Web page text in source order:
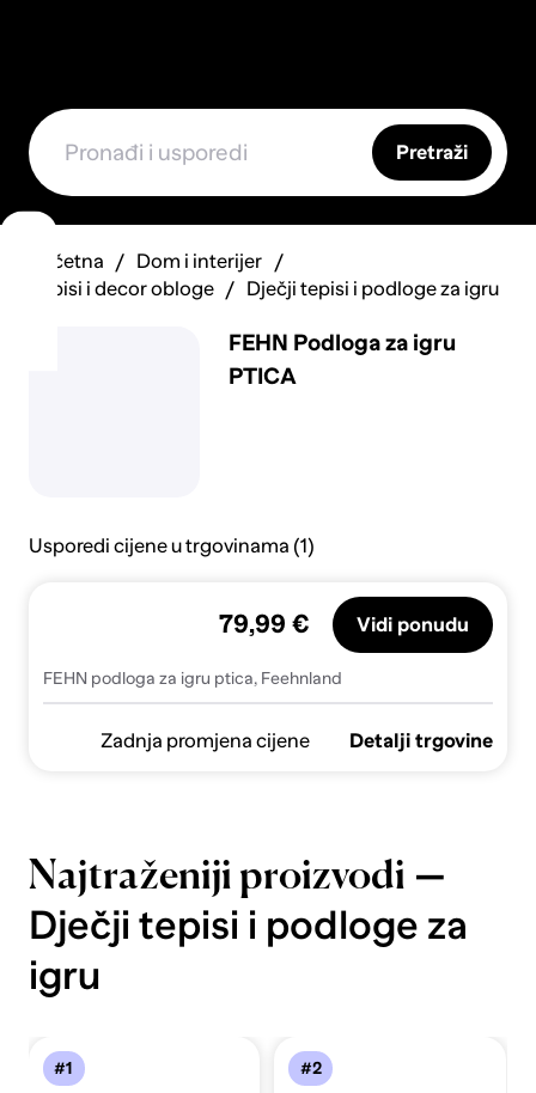
Pretraži
Početna
Dom i interijer
Tepisi i decor obloge
Dječji tepisi i podloge za igru
FEHN Podloga za igru
PTICA
Usporedi cijene u trgovinama (1)
FEHN podloga za igru ptica, Feehnland
79,99 € Vidi ponudu
Zadnja promjena cijene Detalji trgovine
Najtraženiji proizvodi —
Dječji tepisi i podloge za
igru
#1 #2